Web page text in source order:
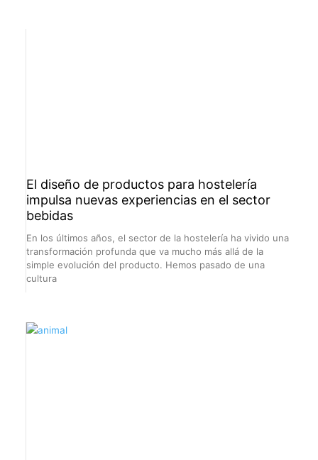
El diseño de productos para hostelería
impulsa nuevas experiencias en el sector
bebidas
En los últimos años, el sector de la hostelería ha vivido una
transformación profunda que va mucho más allá de la
simple evolución del producto. Hemos pasado de una
cultura